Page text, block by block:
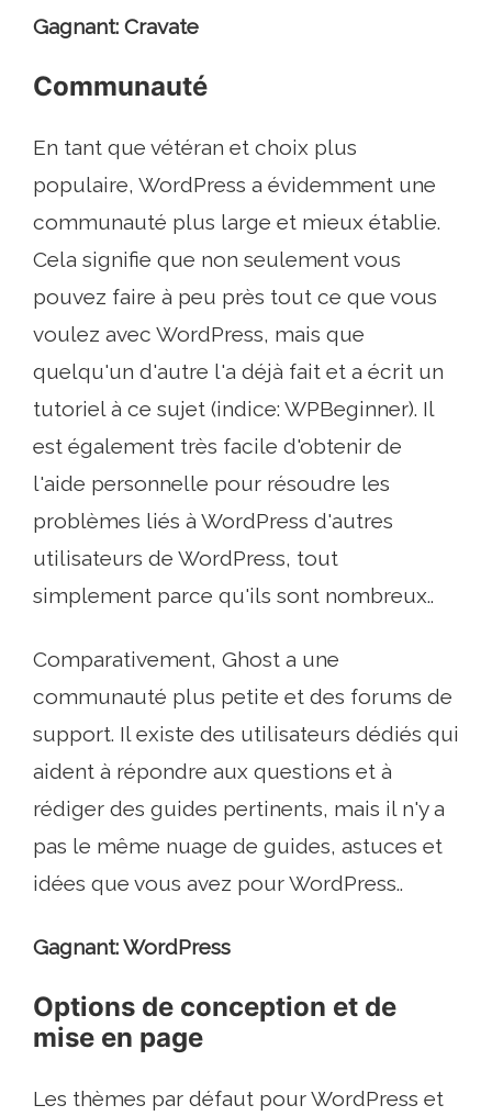
Gagnant: Cravate
Communauté
En tant que vétéran et choix plus
populaire, WordPress a évidemment une
communauté plus large et mieux établie.
Cela signifie que non seulement vous
pouvez faire à peu près tout ce que vous
voulez avec WordPress, mais que
quelqu'un d'autre l'a déjà fait et a écrit un
tutoriel à ce sujet (indice: WPBeginner). Il
est également très facile d'obtenir de
l'aide personnelle pour résoudre les
problèmes liés à WordPress d'autres
utilisateurs de WordPress, tout
simplement parce qu'ils sont nombreux..
Comparativement, Ghost a une
communauté plus petite et des forums de
support. Il existe des utilisateurs dédiés qui
aident à répondre aux questions et à
rédiger des guides pertinents, mais il n'y a
pas le même nuage de guides, astuces et
idées que vous avez pour WordPress..
Gagnant: WordPress
Options de conception et de
mise en page
Les thèmes par défaut pour WordPress et